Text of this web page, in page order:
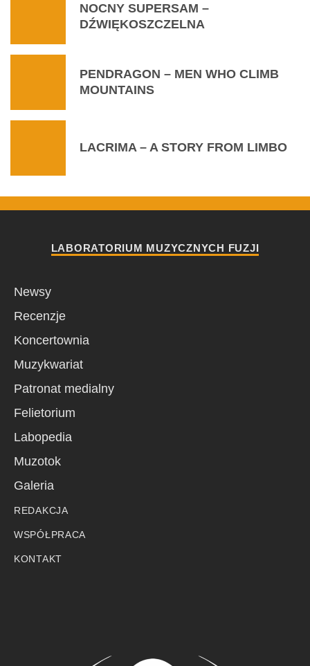
NOCNY SUPERSAM –
DŹWIĘKOSZCZELNA
PENDRAGON – MEN WHO CLIMB
MOUNTAINS
LACRIMA – A STORY FROM LIMBO
LABORATORIUM MUZYCZNYCH FUZJI
Newsy
Recenzje
Koncertownia
Muzykwariat
Patronat medialny
Felietorium
Labopedia
Muzotok
Galeria
REDAKCJA
WSPÓŁPRACA
KONTAKT